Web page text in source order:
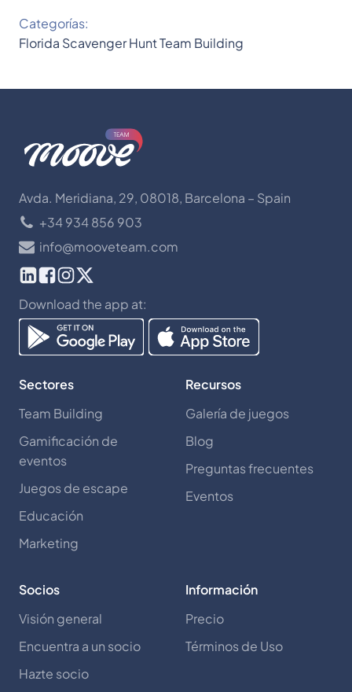
Categorías:
Florida Scavenger HuntTeam Building
Avda. Meridiana, 29, 08018, Barcelona – Spain
+34 934 856 903
info@mooveteam.com
Download the app at:
Sectores
Team Building
Gamificación de
eventos
Juegos de escape
Educación
Marketing
Recursos
Galería de juegos
Blog
Preguntas frecuentes
Eventos
Socios
Visión general
Encuentra a un socio
Hazte socio
Información
Precio
Términos de Uso